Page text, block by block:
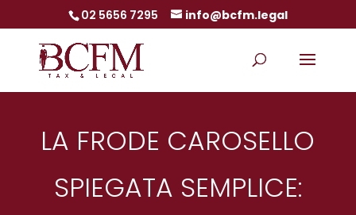
02 5656 7295 info@bcfm.legal
LA FRODE CAROSELLO
SPIEGATA SEMPLICE: